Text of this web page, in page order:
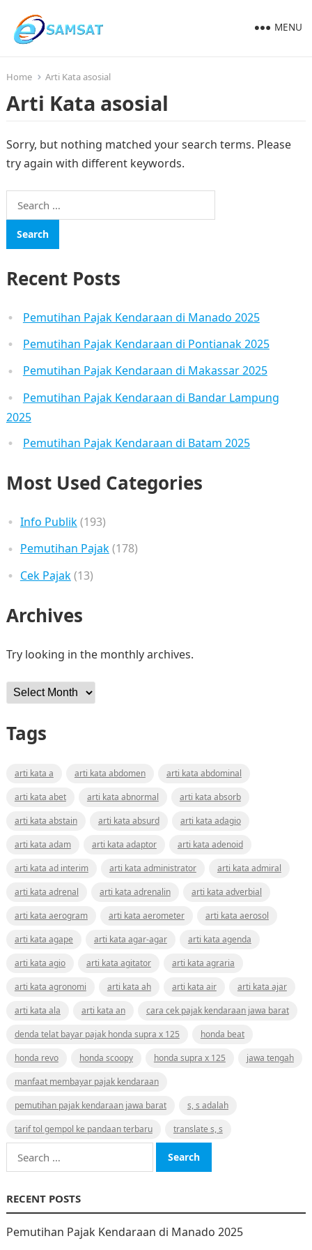
MENU
Home Arti Kata asosial
Arti Kata asosial
Sorry, but nothing matched your search terms. Please
try again with different keywords.
Search
for:
Recent Posts
Pemutihan Pajak Kendaraan di Manado 2025
Pemutihan Pajak Kendaraan di Pontianak 2025
Pemutihan Pajak Kendaraan di Makassar 2025
Pemutihan Pajak Kendaraan di Bandar Lampung
2025
Pemutihan Pajak Kendaraan di Batam 2025
Most Used Categories
Info Publik(193)
Pemutihan Pajak(178)
Cek Pajak(13)
Archives
Try looking in the monthly archives.
Archives
Tags
arti kata a arti kata abdomen
arti kata abdominal
arti kata abet
arti kata abnormal
arti kata absorb
arti kata abstain
arti kata absurd
arti kata adagio
arti kata adam
arti kata adaptor
arti kata adenoid
arti kata ad interim
arti kata administrator
arti kata admiral
arti kata adrenal
arti kata adrenalin
arti kata adverbial
arti kata aerogram
arti kata aerometer
arti kata aerosol
arti kata agape
arti kata agar-agar
arti kata agenda
arti kata agio
arti kata agitator
arti kata agraria
arti kata agronomi
arti kata ah arti kata air
arti kata ajar
arti kata ala
arti kata an
cara cek pajak kendaraan jawa barat
denda telat bayar pajak honda supra x 125
honda beat
honda revo
honda scoopy honda supra x 125
jawa tengah
manfaat membayar pajak kendaraan
pemutihan pajak kendaraan jawa barat
s, s adalah
tarif tol gempol ke pandaan terbaru
translate s, s
Search
for:
RECENT POSTS
Pemutihan Pajak Kendaraan di Manado 2025